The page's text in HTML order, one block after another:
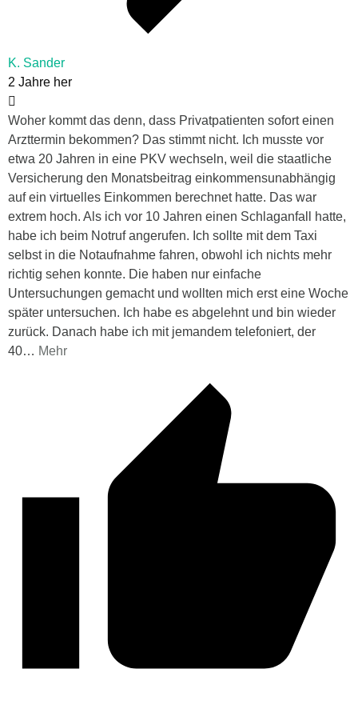
K. Sander
2 Jahre her
Woher kommt das denn, dass Privatpatienten sofort einen
Arzttermin bekommen? Das stimmt nicht. Ich musste vor
etwa 20 Jahren in eine PKV wechseln, weil die staatliche
Versicherung den Monatsbeitrag einkommensunabhängig
auf ein virtuelles Einkommen berechnet hatte. Das war
extrem hoch. Als ich vor 10 Jahren einen Schlaganfall hatte,
habe ich beim Notruf angerufen. Ich sollte mit dem Taxi
selbst in die Notaufnahme fahren, obwohl ich nichts mehr
richtig sehen konnte. Die haben nur einfache
Untersuchungen gemacht und wollten mich erst eine Woche
später untersuchen. Ich habe es abgelehnt und bin wieder
zurück. Danach habe ich mit jemandem telefoniert, der
40… Mehr